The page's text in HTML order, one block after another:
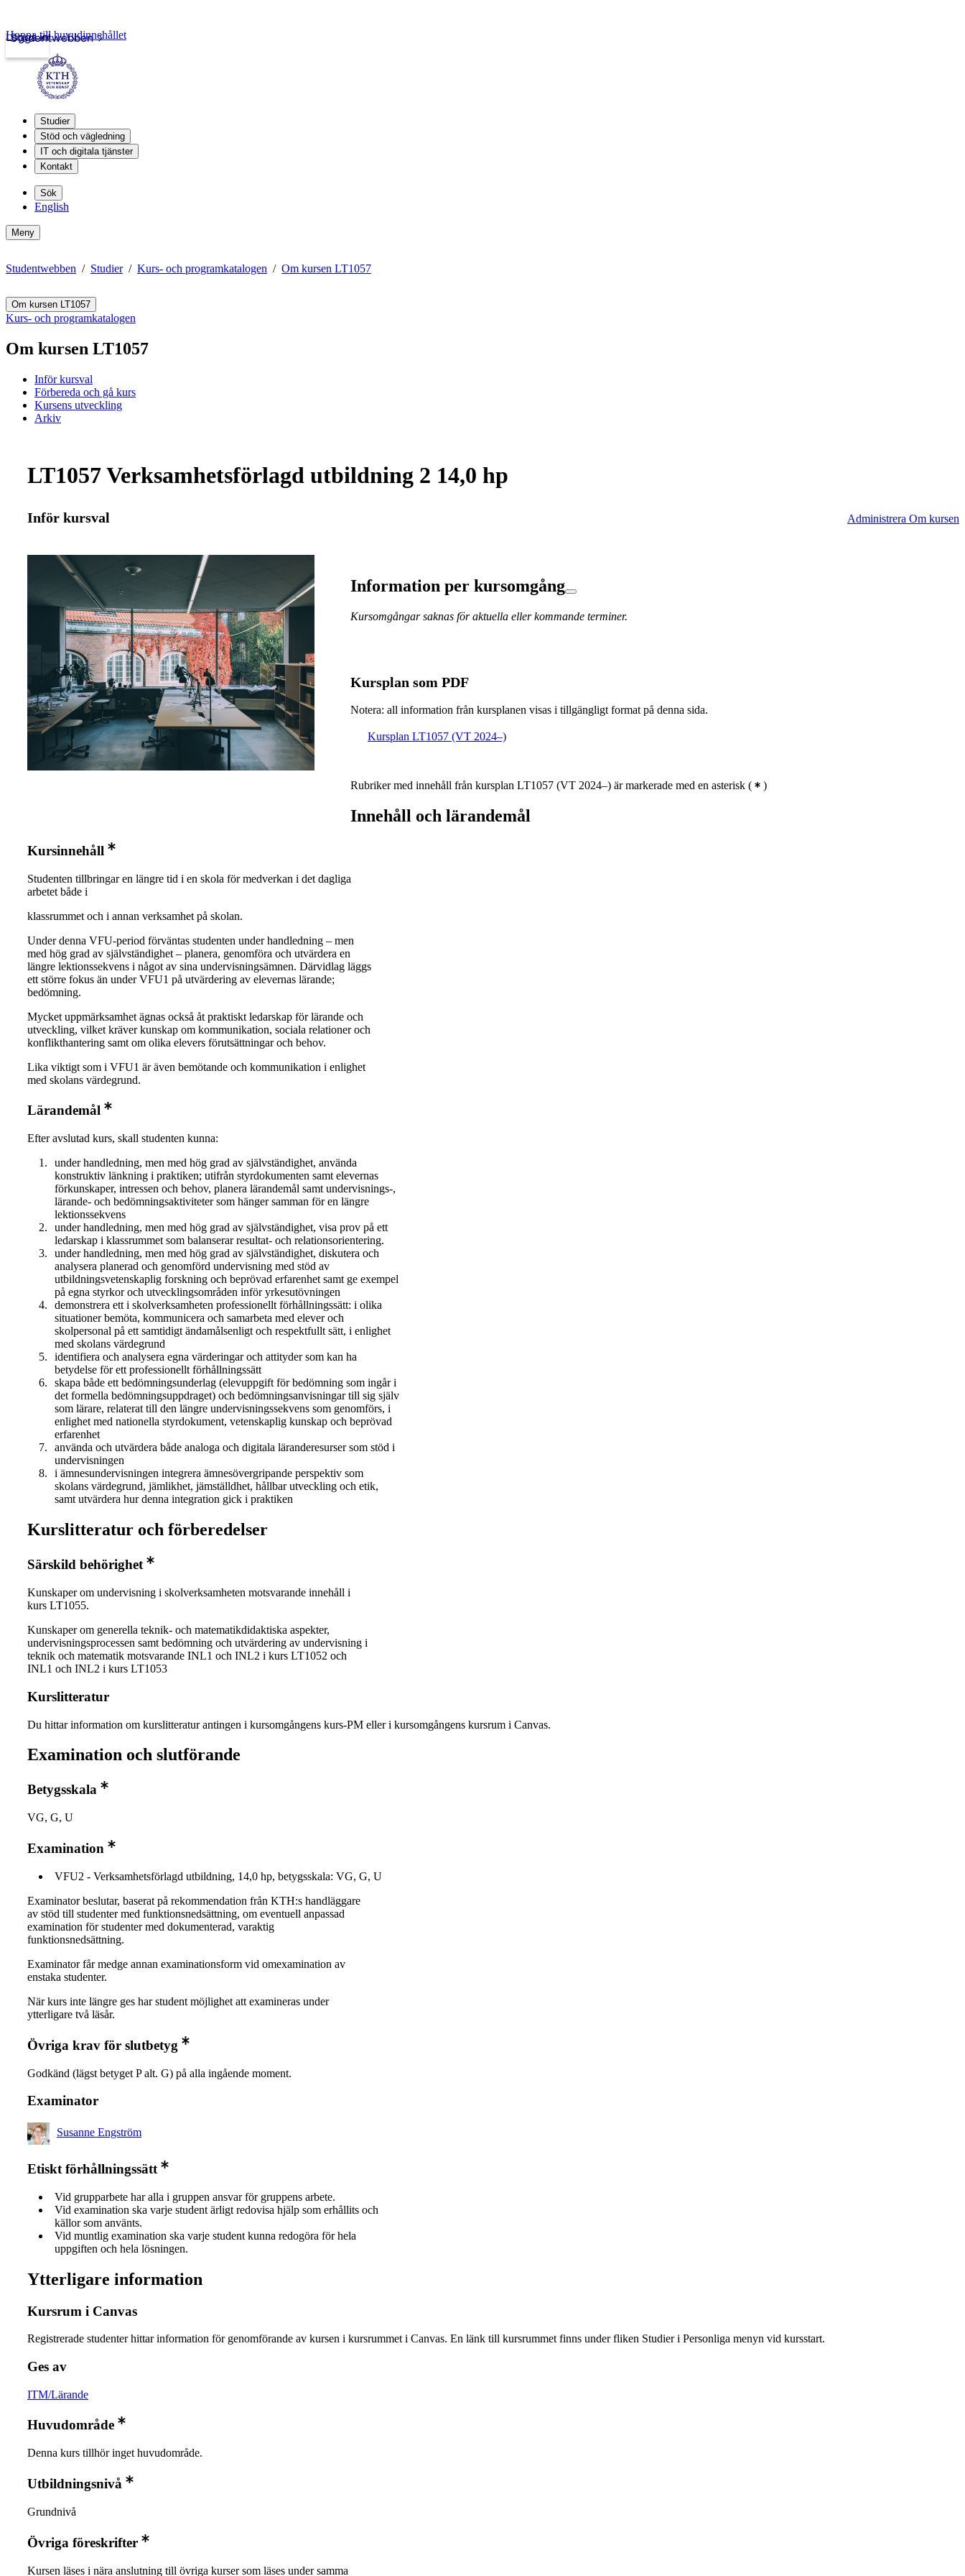
Studentwebben
Logga in
Hoppa till huvudinnehållet
Studier
Stöd och vägledning
IT och digitala tjänster
Kontakt
Sök
English
Meny
Studentwebben Studier Kurs- och programkatalogen Om kursen LT1057
Om kursen LT1057
Kurs- och programkatalogen
Om kursen LT1057
Inför kursval
Förbereda och gå kurs
Kursens utveckling
Arkiv
LT1057 Verksamhetsförlagd utbildning 2 14,0 hp
Inför kursval Administrera Om kursen
Information per kursomgång
Kursomgångar saknas för aktuella eller kommande terminer.
Kursplan som PDF
Notera: all information från kursplanen visas i tillgängligt format på denna sida.
Kursplan LT1057 (VT 2024–)
Rubriker med innehåll från kursplan LT1057 (VT 2024–) är markerade med en asterisk ( )
Innehåll och lärandemål
Kursinnehåll
Studenten tillbringar en längre tid i en skola för medverkan i det dagliga
arbetet både i
klassrummet och i annan verksamhet på skolan.
Under denna VFU-period förväntas studenten under handledning – men
med hög grad av självständighet – planera, genomföra och utvärdera en
längre lektionssekvens i något av sina undervisningsämnen. Därvidlag läggs
ett större fokus än under VFU1 på utvärdering av elevernas lärande;
bedömning.
Mycket uppmärksamhet ägnas också åt praktiskt ledarskap för lärande och
utveckling, vilket kräver kunskap om kommunikation, sociala relationer och
konflikthantering samt om olika elevers förutsättningar och behov.
Lika viktigt som i VFU1 är även bemötande och kommunikation i enlighet
med skolans värdegrund.
Lärandemål
Efter avslutad kurs, skall studenten kunna:
under handledning, men med hög grad av självständighet, använda
konstruktiv länkning i praktiken; utifrån styrdokumenten samt elevernas
förkunskaper, intressen och behov, planera lärandemål samt undervisnings-,
lärande- och bedömningsaktiviteter som hänger samman för en längre
lektionssekvens
under handledning, men med hög grad av självständighet, visa prov på ett
ledarskap i klassrummet som balanserar resultat- och relationsorientering.
under handledning, men med hög grad av självständighet, diskutera och
analysera planerad och genomförd undervisning med stöd av
utbildningsvetenskaplig forskning och beprövad erfarenhet samt ge exempel
på egna styrkor och utvecklingsområden inför yrkesutövningen
demonstrera ett i skolverksamheten professionellt förhållningssätt: i olika
situationer bemöta, kommunicera och samarbeta med elever och
skolpersonal på ett samtidigt ändamålsenligt och respektfullt sätt, i enlighet
med skolans värdegrund
identifiera och analysera egna värderingar och attityder som kan ha
betydelse för ett professionellt förhållningssätt
skapa både ett bedömningsunderlag (elevuppgift för bedömning som ingår i
det formella bedömningsuppdraget) och bedömningsanvisningar till sig själv
som lärare, relaterat till den längre undervisningssekvens som genomförs, i
enlighet med nationella styrdokument, vetenskaplig kunskap och beprövad
erfarenhet
använda och utvärdera både analoga och digitala läranderesurser som stöd i
undervisningen
i ämnesundervisningen integrera ämnesövergripande perspektiv som
skolans värdegrund, jämlikhet, jämställdhet, hållbar utveckling och etik,
samt utvärdera hur denna integration gick i praktiken
Kurslitteratur och förberedelser
Särskild behörighet
Kunskaper om undervisning i skolverksamheten motsvarande innehåll i
kurs LT1055.
Kunskaper om generella teknik- och matematikdidaktiska aspekter,
undervisningsprocessen samt bedömning och utvärdering av undervisning i
teknik och matematik motsvarande INL1 och INL2 i kurs LT1052 och
INL1 och INL2 i kurs LT1053
Kurslitteratur
Du hittar information om kurslitteratur antingen i kursomgångens kurs-PM eller i kursomgångens kursrum i Canvas.
Examination och slutförande
Betygsskala
VG, G, U
Examination
VFU2 - Verksamhetsförlagd utbildning, 14,0 hp, betygsskala: VG, G, U
Examinator beslutar, baserat på rekommendation från KTH:s handläggare
av stöd till studenter med funktionsnedsättning, om eventuell anpassad
examination för studenter med dokumenterad, varaktig
funktionsnedsättning.
Examinator får medge annan examinationsform vid omexamination av
enstaka studenter.
När kurs inte längre ges har student möjlighet att examineras under
ytterligare två läsår.
Övriga krav för slutbetyg
Godkänd (lägst betyget P alt. G) på alla ingående moment.
Examinator
Susanne Engström
Etiskt förhållningssätt
Vid grupparbete har alla i gruppen ansvar för gruppens arbete.
Vid examination ska varje student ärligt redovisa hjälp som erhållits och
källor som använts.
Vid muntlig examination ska varje student kunna redogöra för hela
uppgiften och hela lösningen.
Ytterligare information
Kursrum i Canvas
Registrerade studenter hittar information för genomförande av kursen i kursrummet i Canvas. En länk till kursrummet finns under fliken Studier i Personliga menyn vid kursstart.
Ges av
ITM/Lärande
Huvudområde
Denna kurs tillhör inget huvudområde.
Utbildningsnivå
Grundnivå
Övriga föreskrifter
Kursen läses i nära anslutning till övriga kurser som läses under samma